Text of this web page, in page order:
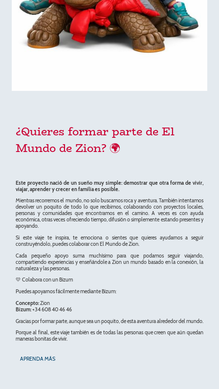
¿Quieres formar parte de El
Mundo de Zion? 🌍
Este proyecto nació de un sueño muy simple: demostrar que otra forma de vivir,
viajar, aprender y crecer en familia es posible.
Mientras recorremos el mundo, no solo buscamos roca y aventura. También intentamos
devolver un poquito de todo lo que recibimos, colaborando con proyectos locales,
personas y comunidades que encontramos en el camino. A veces es con ayuda
económica, otras veces ofreciendo tiempo, difusión o simplemente estando presentes y
apoyando.
Si este viaje te inspira, te emociona o sientes que quieres ayudarnos a seguir
construyéndolo, puedes colaborar con El Mundo de Zion.
Cada pequeño apoyo suma muchísimo para que podamos seguir viajando,
compartiendo experiencias y enseñándole a Zion un mundo basado en la conexión, la
naturaleza y las personas.
💛 Colabora con un Bizum
Puedes apoyarnos fácilmente mediante Bizum:
Concepto:Zion
Bizum:+34 608 40 46 46
Gracias por formar parte, aunque sea un poquito, de esta aventura alrededor del mundo.
Porque al final, este viaje también es de todas las personas que creen que aún quedan
maneras bonitas de vivir.
APRENDA MÁS